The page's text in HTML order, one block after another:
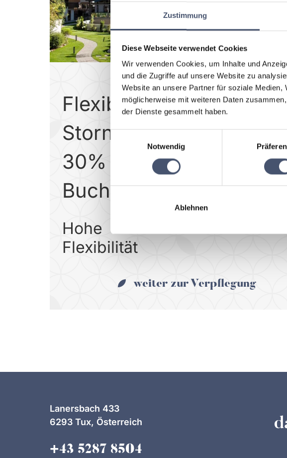
Zustimmung
Diese Webseite verwendet Cookies
Wir verwenden Cookies, um Inhalte und
und die Zugriffe auf unsere Website zu
Website an unsere Partner für soziale
möglicherweise mit weiteren Daten
der Dienste gesammelt haben.
Notwendig
Ablehnen
Flexible
Stornobedingungen
30% Anzahlung bei
Buchung
Hohe
Flexibilität
weiter zur Verpflegung
Lanersbach 433
6293 Tux, Österreich
+43 5287 8504